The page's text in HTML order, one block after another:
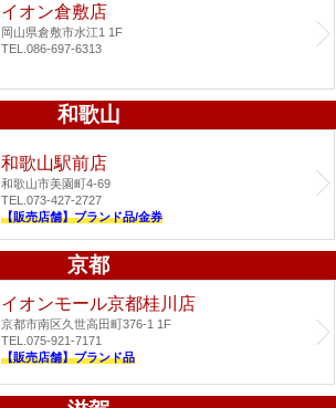
イオン倉敷店
岡山県倉敷市水江1 1F
TEL.086-697-6313
和歌山
和歌山駅前店
和歌山市美園町4-69
TEL.073-427-2727
【販売店舗】ブランド品/金券
京都
イオンモール京都桂川店
京都市南区久世高田町376-1 1F
TEL.075-921-7171
【販売店舗】ブランド品